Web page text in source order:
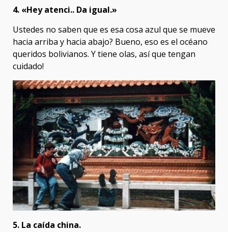
4. «Hey atenci.. Da igual.»
Ustedes no saben que es esa cosa azul que se mueve
hacia arriba y hacia abajo? Bueno, eso es el océano
queridos bolivianos. Y tiene olas, así que tengan
cuidado!
5. La caída china.